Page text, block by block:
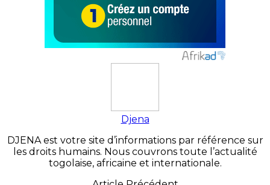
Djena
DJENA est votre site d’informations par référence sur
les droits humains. Nous couvrons toute l’actualité
togolaise, africaine et internationale.